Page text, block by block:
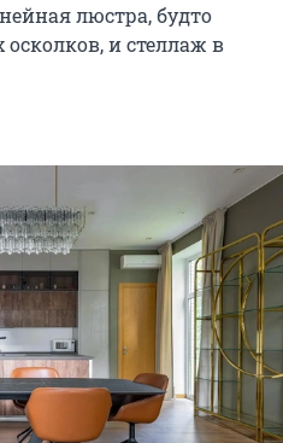
люстра, будто
и стеллаж в